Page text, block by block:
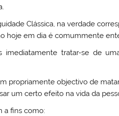
Clássica, na verdade
hoje em dia é comummente
imediatamente tratar-se de
propriamente objectivo de
um certo efeito na vida da
a fins como: